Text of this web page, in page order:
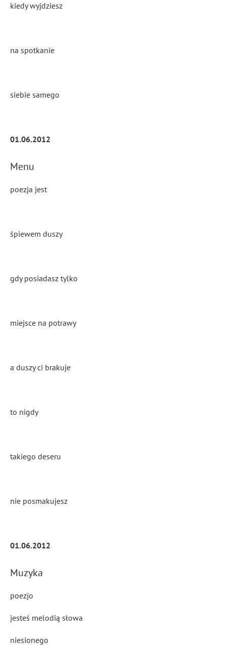
kiedy wyjdziesz
na spotkanie
siebie samego
01.06.2012
Menu
poezja jest
śpiewem duszy
gdy posiadasz tylko
miejsce na potrawy
a duszy ci brakuje
to nigdy
takiego deseru
nie posmakujesz
01.06.2012
Muzyka
poezjo
jesteś melodią słowa
niesionego